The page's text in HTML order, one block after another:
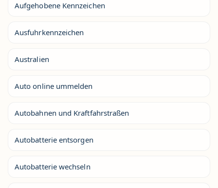
Aufgehobene Kennzeichen
Ausfuhrkennzeichen
Australien
Auto online ummelden
Autobahnen und Kraftfahrstraßen
Autobatterie entsorgen
Autobatterie wechseln